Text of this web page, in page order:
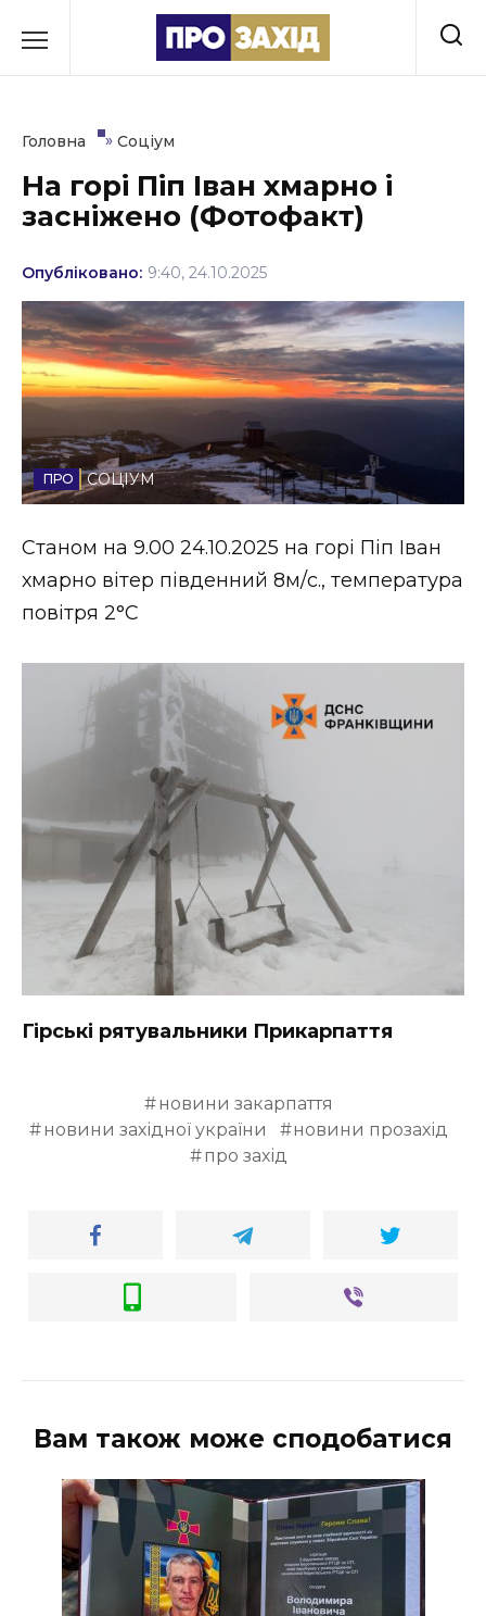
до
Культура
Освіта
Події
Політика
Соціум
Спорт
Стиль життя
Втрачений Ужгород
Втрачений Ужгород (відеоверсія)
ЗАКАРПАТСЬКІ НОВИНИ
НОВИНИ ЗАХІДНОЇ УКРАЇНИ
ФОТО
Головна » Соціум
На горі Піп Іван хмарно і
засніжено (Фотофакт)
Опубліковано: 9:40, 24.10.2025
СОЦІУМ
Станом на 9.00 24.10.2025 на горі Піп Іван
хмарно вітер південний 8м/с., температура
повітря 2°С
Гірські рятувальники Прикарпаття
новини закарпаття
новини західної україни
новини прозахід
про захід
Вам також може сподобатися